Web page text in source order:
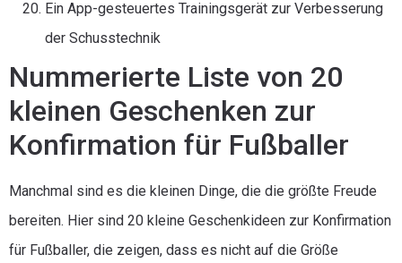
Ein App-gesteuertes Trainingsgerät zur Verbesserung
der Schusstechnik
Nummerierte Liste von 20
kleinen Geschenken zur
Konfirmation für Fußballer
Manchmal sind es die kleinen Dinge, die die größte Freude
bereiten. Hier sind 20 kleine Geschenkideen zur Konfirmation
für Fußballer, die zeigen, dass es nicht auf die Größe